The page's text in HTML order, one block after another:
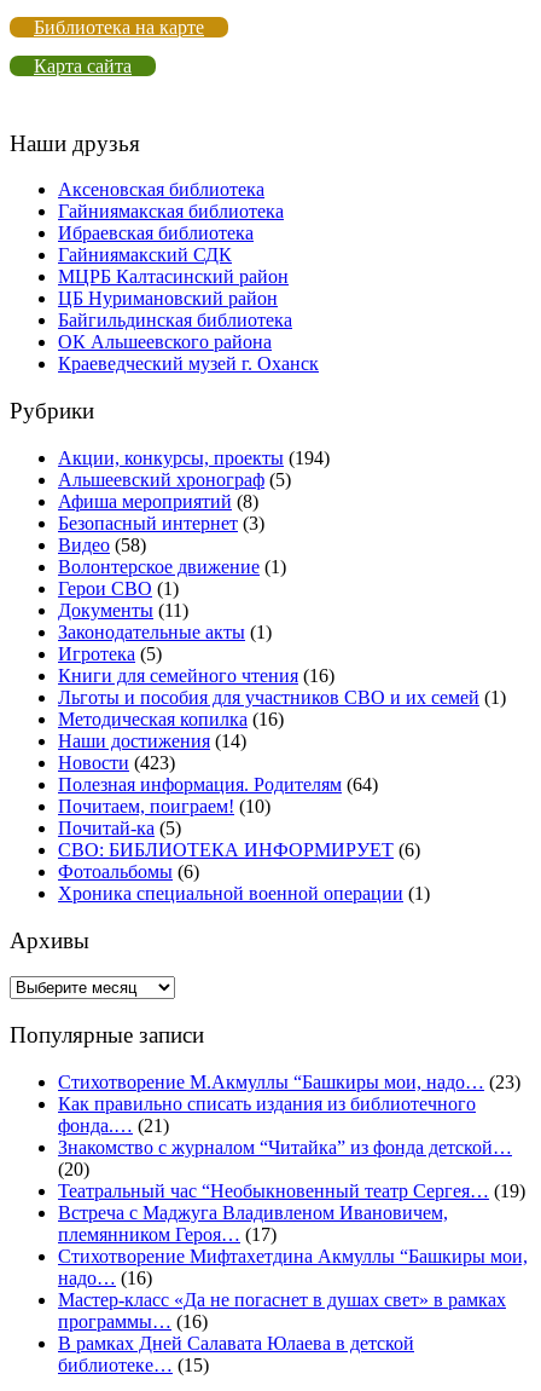
Библиотека на карте
Карта сайта
Наши друзья
Аксеновская библиотека
Гайниямакская библиотека
Ибраевская библиотека
Гайниямакский СДК
МЦРБ Калтасинский район
ЦБ Нуримановский район
Байгильдинская библиотека
ОК Альшеевского района
Краеведческий музей г. Оханск
Рубрики
Акции, конкурсы, проекты (194)
Альшеевский хронограф (5)
Афиша мероприятий (8)
Безопасный интернет (3)
Видео (58)
Волонтерское движение (1)
Герои СВО (1)
Документы (11)
Законодательные акты (1)
Игротека (5)
Книги для семейного чтения (16)
Льготы и пособия для участников СВО и их семей (1)
Методическая копилка (16)
Наши достижения (14)
Новости (423)
Полезная информация. Родителям (64)
Почитаем, поиграем! (10)
Почитай-ка (5)
СВО: БИБЛИОТЕКА ИНФОРМИРУЕТ (6)
Фотоальбомы (6)
Хроника специальной военной операции (1)
Архивы
Архивы
Популярные записи
Стихотворение М.Акмуллы “Башкиры мои, надо… (23)
Как правильно списать издания из библиотечного
фонда.… (21)
Знакомство с журналом “Читайка” из фонда детской…
(20)
Театральный час “Необыкновенный театр Сергея… (19)
Встреча с Маджуга Владивленом Ивановичем,
племянником Героя… (17)
Стихотворение Мифтахетдина Акмуллы “Башкиры мои,
надо… (16)
Мастер-класс «Да не погаснет в душах свет» в рамках
программы… (16)
В рамках Дней Салавата Юлаева в детской
библиотеке… (15)